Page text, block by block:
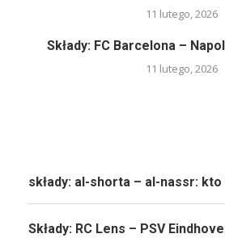
11 lutego, 2026
Składy: FC Barcelona –
11 lutego, 2026
składy: al-shorta – al-nassr:
Składy: RC Lens – PSV